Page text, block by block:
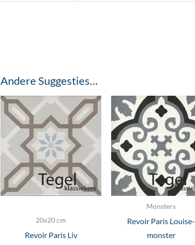
Andere Suggesties…
20x20 cm
Revoir Paris Liv
Monsters
Revoir Paris Louise-
monster